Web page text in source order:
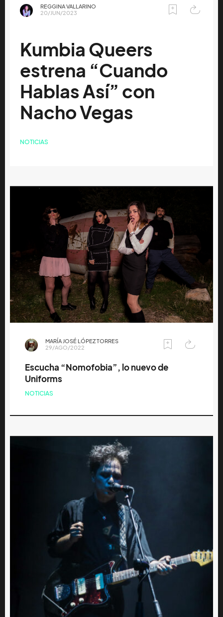
REGGINA VALLARINO
20/JUN/2023
Kumbia Queers
estrena “Cuando
Hablas Así” con
Nacho Vegas
NOTICIAS
MARÍA JOSÉ LÓPEZ TORRES
29/AGO/2022
Escucha “Nomofobia”, lo nuevo de
Uniforms
NOTICIAS